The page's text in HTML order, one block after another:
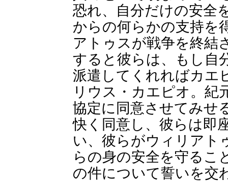
恐れ、自分だけの安全
からの何らかの支持
アトゥスが戦争を終結
すると彼らは、もし自
派遣してくれればカエ
リウス・カエピオ。紀
協定に同意させてみせ
快く同意し、彼らは即
い、彼らがウィリアト
らの身の安全を守るこ
の件について誓いを交